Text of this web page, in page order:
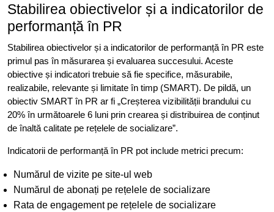
Stabilirea obiectivelor și a indicatorilor de
performanță în PR
Stabilirea obiectivelor și a indicatorilor de performanță în PR este
primul pas în măsurarea și evaluarea succesului. Aceste
obiective și indicatori trebuie să fie specifice, măsurabile,
realizabile, relevante și limitate în timp (SMART). De pildă, un
obiectiv SMART în PR ar fi „Creșterea vizibilității brandului cu
20% în următoarele 6 luni prin crearea și distribuirea de conținut
de înaltă calitate pe rețelele de socializare”.
Indicatorii de performanță în PR pot include metrici precum:
Numărul de vizite pe site-ul web
Numărul de abonați pe rețelele de socializare
Rata de engagement pe rețelele de socializare